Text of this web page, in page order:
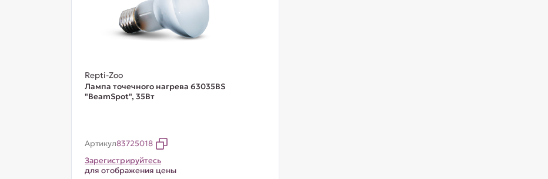
Repti-Zoo
Лампа точечного нагрева 63035BS
"BeamSpot", 35Вт
Артикул83725018
Зарегистрируйтесь
для отображения цены